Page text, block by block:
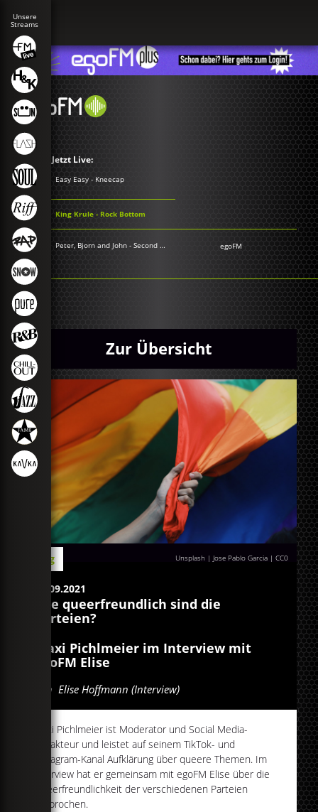
Jetzt Live:
Easy Easy - Kneecap
King Krule - Rock Bottom
Peter, Bjorn and John - Second Chance egoFM
Zur Übersicht
Unsplash | Jose Pablo Garcia |CC0
Blog
23.09.2021
Wie queerfreundlich sind die
Parteien?
Maxi Pichlmeier im Interview mit
egoFM Elise
Von Elise Hoffmann (Interview)
Maxi Pichlmeier ist Moderator und Social Media-
Redakteur und leistet auf seinem TikTok- und
Instagram-Kanal Aufklärung über queere Themen. Im
Interview hat er gemeinsam mit egoFM Elise über die
Queerfreundlichkeit der verschiedenen Parteien
gesprochen.